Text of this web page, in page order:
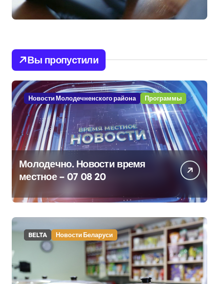
Вы пропустили
Новости Молодечненского района Программы
Молодечно. Новости время
местное – 07 08 20
BELTA Новости Беларуси